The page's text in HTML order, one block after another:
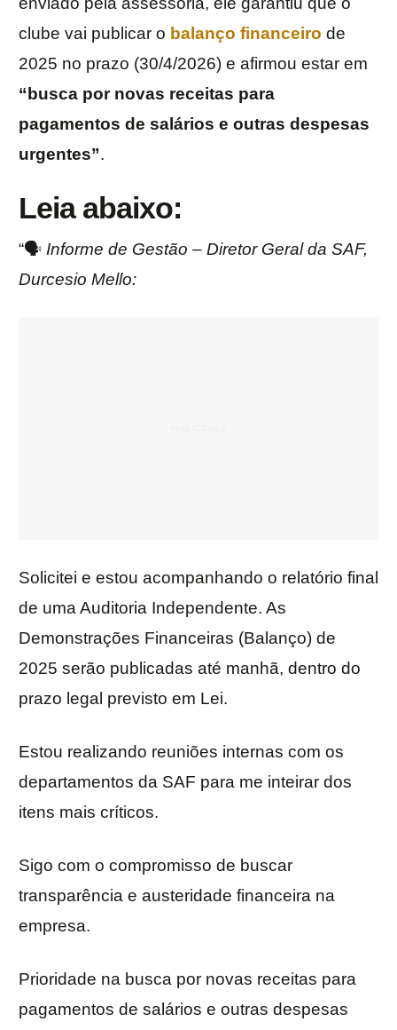
clube vai publicar o balanço financeiro de
2025 no prazo (30/4/2026) e afirmou estar em
“busca por novas receitas para
pagamentos de salários e outras despesas
urgentes”.
Leia abaixo:
“🗣️ Informe de Gestão – Diretor Geral da SAF,
Durcesio Mello:
Solicitei e estou acompanhando o relatório final
de uma Auditoria Independente. As
Demonstrações Financeiras (Balanço) de
2025 serão publicadas até manhã, dentro do
prazo legal previsto em Lei.
Estou realizando reuniões internas com os
departamentos da SAF para me inteirar dos
itens mais críticos.
Sigo com o compromisso de buscar
transparência e austeridade financeira na
empresa.
Prioridade na busca por novas receitas para
pagamentos de salários e outras despesas